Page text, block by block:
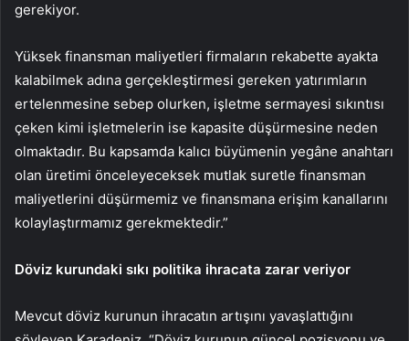
gerekiyor.
Yüksek finansman maliyetleri firmaların rekabette ayakta
kalabilmek adına gerçekleştirmesi gereken yatırımların
ertelenmesine sebep olurken, işletme sermayesi sıkıntısı
çeken kimi işletmelerin ise kapasite düşürmesine neden
olmaktadır. Bu kapsamda kalıcı büyümenin yegâne anahtarı
olan üretimi önceleyeceksek mutlak suretle finansman
maliyetlerini düşürmemiz ve finansmana erişim kanallarını
kolaylaştırmamız gerekmektedir.”
Döviz kurundaki sıkı politika ihracata zarar veriyor
Mevcut döviz kurunun ihracatın artışını yavaşlattığını